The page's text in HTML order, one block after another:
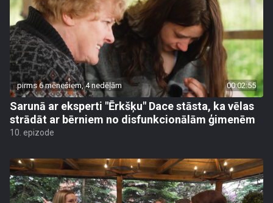
pirms 6 mēnešiem, 4 nedēļām 00:02:55
Sarunā ar eksperti "Ērkšķu" Dace stāsta, ka vēlas
strādāt ar bērniem no disfunkcionālām ģimenēm
10. epizode